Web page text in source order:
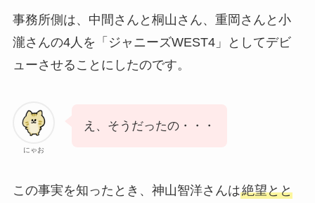
事務所側は、中間さんと桐山さん、重岡さんと小
瀧さんの4人を「ジャニーズWEST4」としてデビ
ューさせることにしたのです。
にゃお
え、そうだったの・・・
この事実を知ったとき、神山智洋さんは絶望とと